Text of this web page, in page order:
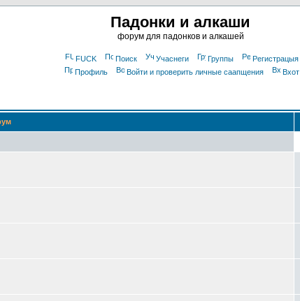
Падонки и алкаши
форум для падонков и алкашей
FUCK Поиск Учаснеги Группы
Регистрацыя
Профиль
Войти и проверить личные саапщения Вхот